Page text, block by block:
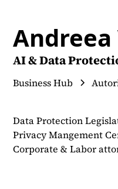
AI & Data
Business Hub
Data Protection
Privacy Mangement
Corporate & Labor